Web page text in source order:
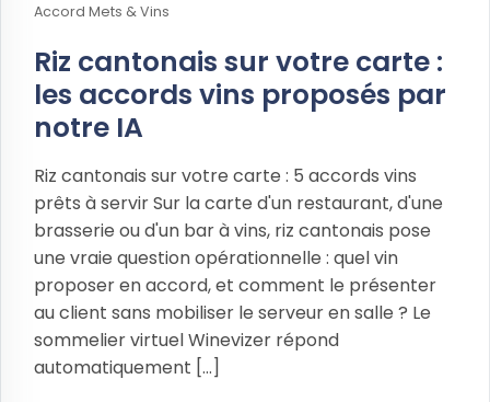
Accord Mets & Vins
Riz cantonais sur votre carte :
les accords vins proposés par
notre IA
Riz cantonais sur votre carte : 5 accords vins
prêts à servir Sur la carte d'un restaurant, d'une
brasserie ou d'un bar à vins, riz cantonais pose
une vraie question opérationnelle : quel vin
proposer en accord, et comment le présenter
au client sans mobiliser le serveur en salle ? Le
sommelier virtuel Winevizer répond
automatiquement [...]